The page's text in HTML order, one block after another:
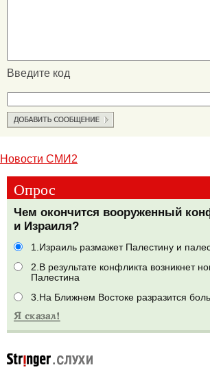
Введите код
Новости СМИ2
Опрос
Чем окончится вооруженный
и Израиля?
1.Израиль размажет Палестину и
2.В результате конфликта возникнет
Палестина
3.На Ближнем Востоке разразится